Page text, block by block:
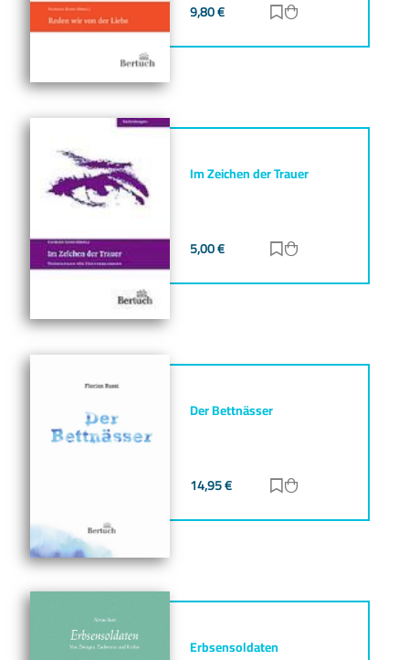
9,80€ Zur Merkliste
Im Zeichen der Trauer
5,00€ Zur Merkliste
Der Bettnässer
14,95€ Zur Merkliste
Erbsensoldaten